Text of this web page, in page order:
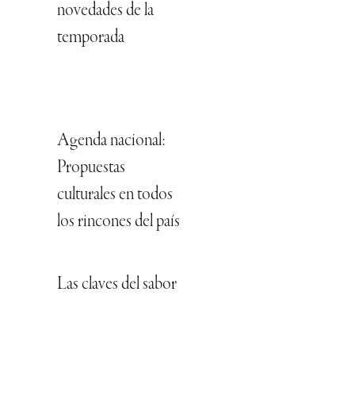
novedades de la
temporada
Agenda nacional:
Propuestas
culturales en todos
los rincones del país
Las claves del sabor